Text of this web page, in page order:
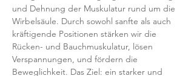
und Dehnung der Muskulatur rund um die
Wirbelsäule. Durch sowohl sanfte als auch
kräftigende Positionen stärken wir die
Rücken- und Bauchmuskulatur, lösen
Verspannungen, und fördern die
Beweglichkeit. Das Ziel: ein starker und